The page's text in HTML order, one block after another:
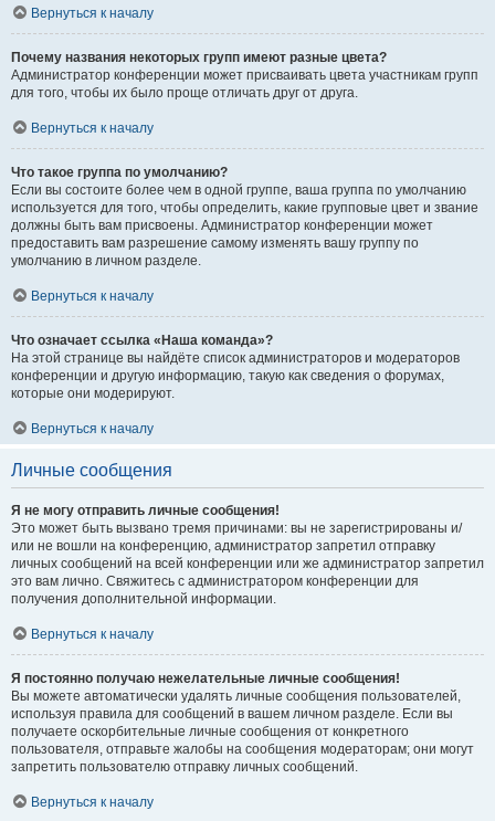
Вернуться к началу
Почему названия некоторых групп имеют разные цвета?
Администратор конференции может присваивать цвета участникам групп
для того, чтобы их было проще отличать друг от друга.
Вернуться к началу
Что такое группа по умолчанию?
Если вы состоите более чем в одной группе, ваша группа по умолчанию
используется для того, чтобы определить, какие групповые цвет и звание
должны быть вам присвоены. Администратор конференции может
предоставить вам разрешение самому изменять вашу группу по
умолчанию в личном разделе.
Вернуться к началу
Что означает ссылка «Наша команда»?
На этой странице вы найдёте список администраторов и модераторов
конференции и другую информацию, такую как сведения о форумах,
которые они модерируют.
Вернуться к началу
Личные сообщения
Я не могу отправить личные сообщения!
Это может быть вызвано тремя причинами: вы не зарегистрированы и/
или не вошли на конференцию, администратор запретил отправку
личных сообщений на всей конференции или же администратор запретил
это вам лично. Свяжитесь с администратором конференции для
получения дополнительной информации.
Вернуться к началу
Я постоянно получаю нежелательные личные сообщения!
Вы можете автоматически удалять личные сообщения пользователей,
используя правила для сообщений в вашем личном разделе. Если вы
получаете оскорбительные личные сообщения от конкретного
пользователя, отправьте жалобы на сообщения модераторам; они могут
запретить пользователю отправку личных сообщений.
Вернуться к началу